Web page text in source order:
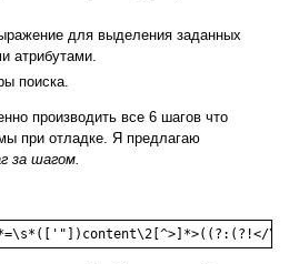
для выделения заданных
атрибутами.
поиска.
производить все 6 шагов что
при отладке. Я предлагаю
за шагом.